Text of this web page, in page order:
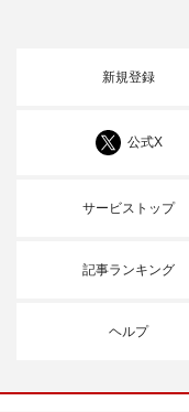
新規登録
公式X
サービストップ
記事ランキング
ヘルプ